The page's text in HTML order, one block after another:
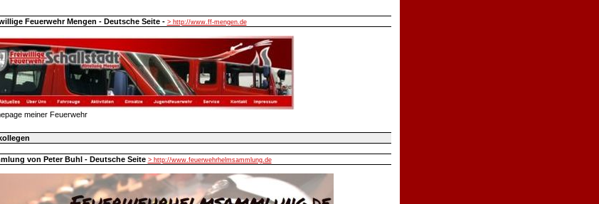
Feuerwehr Mengen - Deutsche Seite - > http://www.ff-mengen.de
meiner Feuerwehr
von Peter Buhl - Deutsche Seite > http://www.feuerwehrhelmsammlung.de